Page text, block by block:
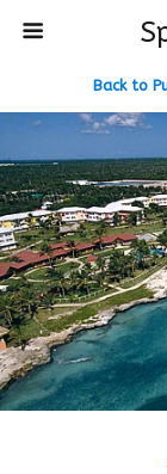
Back to